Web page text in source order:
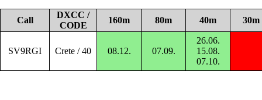
Call
DXCC /
CODE
160m 80m 40m 30m
SV9RGI Crete / 40 08.12. 07.09.
26.06.
15.08.
07.10.